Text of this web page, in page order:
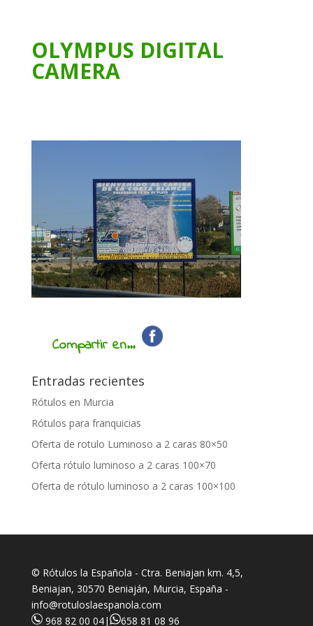
OLYMPUS DIGITAL
CAMERA
Compartir en...
Entradas recientes
Rótulos en Murcia
Rótulos para franquicias
Oferta de rotulo Luminoso a 2 caras 80×50
Oferta rótulo luminoso a 2 caras 100×70
Oferta de rótulo luminoso a 2 caras 100×100
© Rótulos la Española - Ctra. Beniajan km. 4,5,
Beniajan, 30570 Beniaján, Murcia, España -
info@rotuloslaespanola.com
968 82 00 04| 658 81 08 96